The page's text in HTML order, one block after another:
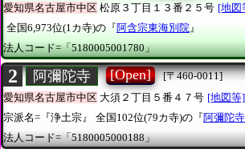
愛知県名古屋市中区 松原３丁目１３番２５号 [地図
全国6,973位(1カ寺)の『阿含宗東海別院 』
法人コード=「5180005001780」
2 阿彌陀寺 [Open]
[〒460-0011]
愛知県名古屋市中区 大須２丁目５番４７号 [地図等]
宗派名=『浄土宗』
全国102位(79カ寺)の『阿彌陀寺
法人コード=「5180005000188」